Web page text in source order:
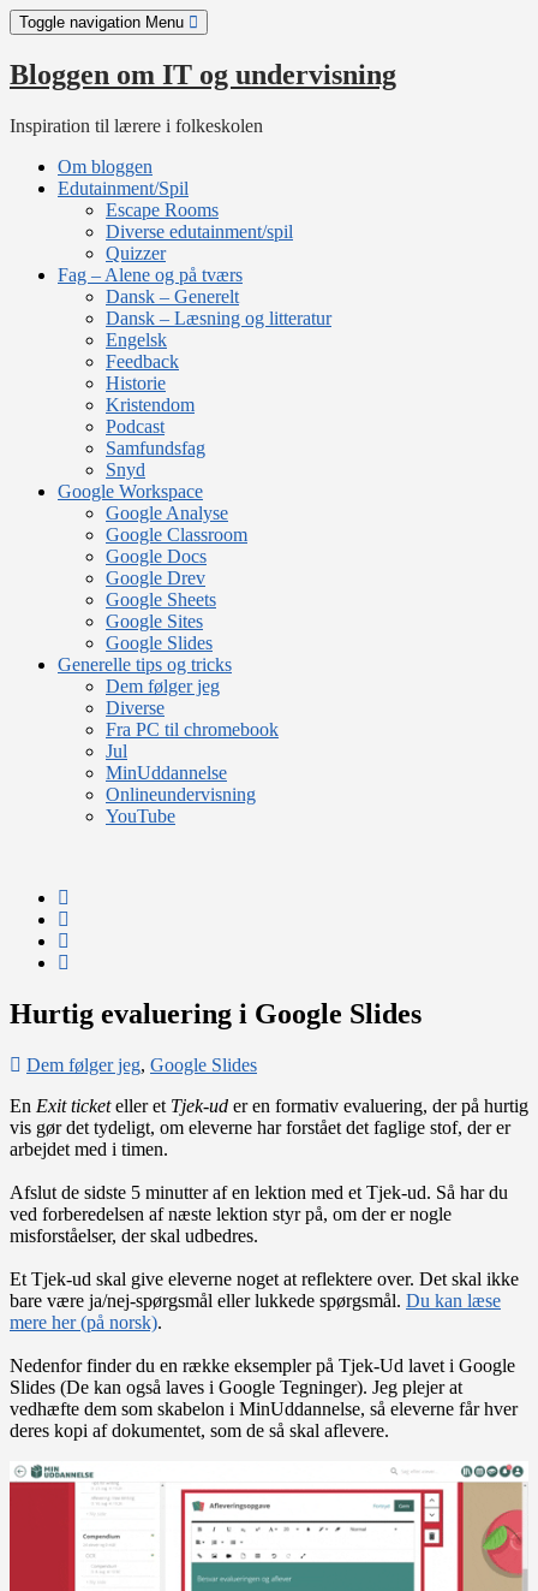
Skip
to
content
Toggle navigation Menu
Bloggen om IT og undervisning
Inspiration til lærere i folkeskolen
Om bloggen
Edutainment/Spil
Escape Rooms
Diverse edutainment/spil
Quizzer
Fag – Alene og på tværs
Dansk – Generelt
Dansk – Læsning og litteratur
Engelsk
Feedback
Historie
Kristendom
Podcast
Samfundsfag
Snyd
Google Workspace
Google Analyse
Google Classroom
Google Docs
Google Drev
Google Sheets
Google Sites
Google Slides
Generelle tips og tricks
Dem følger jeg
Diverse
Fra PC til chromebook
Jul
MinUddannelse
Onlineundervisning
YouTube
Hurtig evaluering i Google Slides
Dem følger jeg, Google Slides
En Exit ticketeller et Tjek-ud er en formativ evaluering, der på hurtig
vis gør det tydeligt, om eleverne har forstået det faglige stof, der er
arbejdet med i timen.
Afslut de sidste 5 minutter af en lektion med et Tjek-ud. Så har du
ved forberedelsen af næste lektion styr på, om der er nogle
misforståelser, der skal udbedres.
Et Tjek-ud skal give eleverne noget at reflektere over. Det skal ikke
bare være ja/nej-spørgsmål eller lukkede spørgsmål. Du kan læse
mere her (på norsk).
Nedenfor finder du en række eksempler på Tjek-Ud lavet i Google
Slides (De kan også laves i Google Tegninger). Jeg plejer at
vedhæfte dem som skabelon i MinUddannelse, så eleverne får hver
deres kopi af dokumentet, som de så skal aflevere.